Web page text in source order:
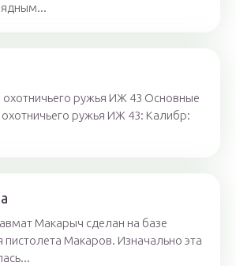
охотничьего ружья ИЖ 43 Основные
охотничьего ружья ИЖ 43: Калибр:
Макарыч сделан на базе
Макаров. Изначально эта